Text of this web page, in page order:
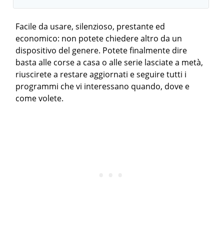
Facile da usare, silenzioso, prestante ed
economico: non potete chiedere altro da un
dispositivo del genere. Potete finalmente dire
basta alle corse a casa o alle serie lasciate a metà,
riuscirete a restare aggiornati e seguire tutti i
programmi che vi interessano quando, dove e
come volete.